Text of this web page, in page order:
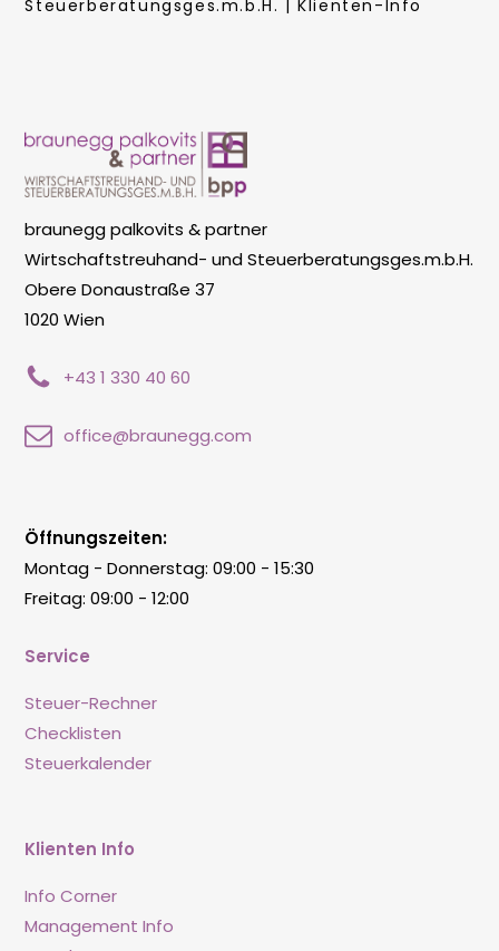
Steuerberatungsges.m.b.H. | Klienten-Info
braunegg palkovits & partner
Wirtschaftstreuhand- und Steuerberatungsges.m.b.H.
Obere Donaustraße 37
1020 Wien
+43 1 330 40 60
office@braunegg.com
Service
Steuer-Rechner
Checklisten
Steuerkalender
Klienten Info
Info Corner
Management Info
Öffnungszeiten:
Montag - Donnerstag: 09:00 - 15:30
Freitag: 09:00 - 12:00